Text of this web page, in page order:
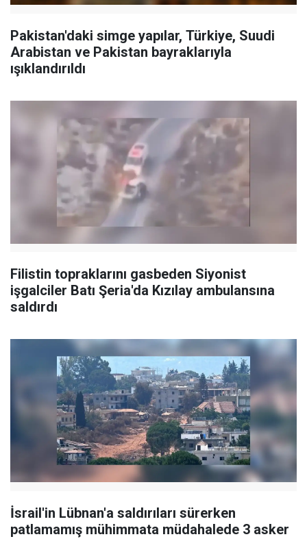
Pakistan'daki simge yapılar, Türkiye, Suudi
Arabistan ve Pakistan bayraklarıyla
ışıklandırıldı
Filistin topraklarını gasbeden Siyonist
işgalciler Batı Şeria'da Kızılay ambulansına
saldırdı
İsrail'in Lübnan'a saldırıları sürerken
patlamamış mühimmata müdahalede 3 asker